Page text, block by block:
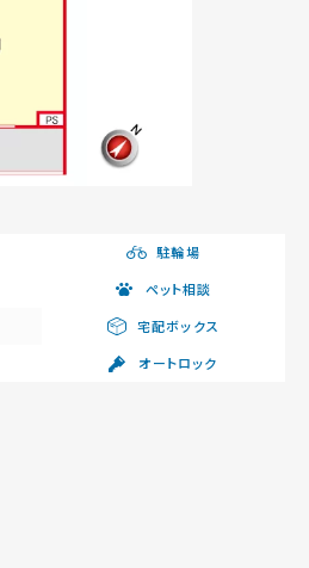
駐輪場
ペット相談
宅配ボックス
オートロック